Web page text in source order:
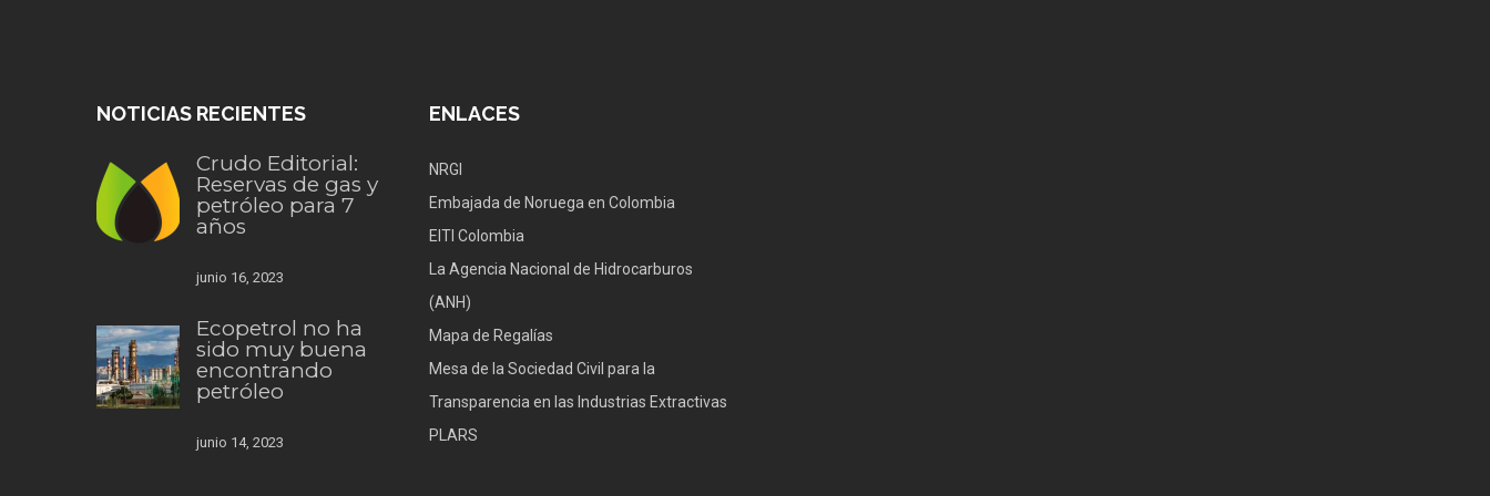
NOTICIAS RECIENTES
Crudo Editorial:
Reservas de gas y
petróleo para 7
años
junio 16, 2023
Ecopetrol no ha
sido muy buena
encontrando
petróleo
junio 14, 2023
ENLACES
NRGI
Embajada de Noruega en Colombia
EITI Colombia
La Agencia Nacional de Hidrocarburos
(ANH)
Mapa de Regalías
Mesa de la Sociedad Civil para la
Transparencia en las Industrias Extractivas
PLARS